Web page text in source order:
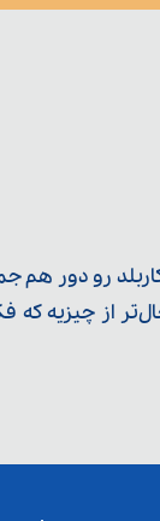
رو دور هم
از چیزیه که